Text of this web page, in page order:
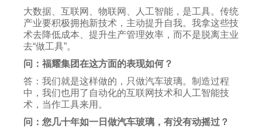
大数据、互联网、物联网、人工智能，是工具。传统
产业要积极拥抱新技术，主动提升自我。我拿这些技
术去降低成本、提升生产管理效率，而不是脱离主业
去“做工具”。
问：福耀集团在这方面的表现如何？
答：我们就是这样做的，只做汽车玻璃。制造过程
中，我们也用了自动化的互联网技术和人工智能技
术，当作工具来用。
问：您几十年如一日做汽车玻璃，有没有动摇过？